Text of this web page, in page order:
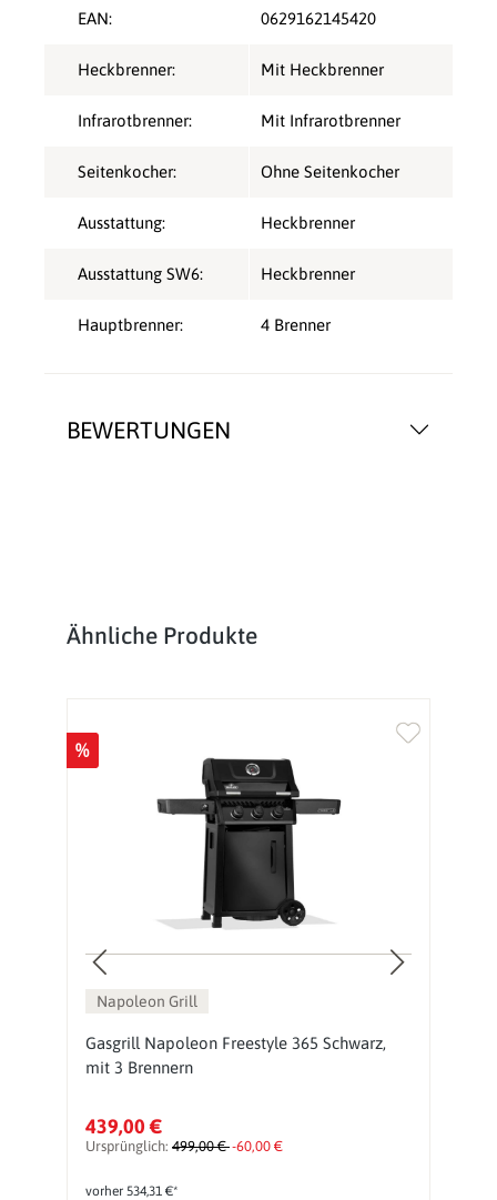
BEWERTUNGEN
EAN: 0629162145420
Heckbrenner: Mit Heckbrenner
Infrarotbrenner: Mit Infrarotbrenner
Seitenkocher: Ohne Seitenkocher
Ausstattung: Heckbrenner
Ausstattung SW6: Heckbrenner
Hauptbrenner: 4 Brenner
Produktgalerie überspringen
Ähnliche Produkte
%
Napoleon Grill
Gasgrill Napoleon Freestyle 365 Schwarz,
mit 3 Brennern
439,00 €
Ursprünglich: 499,00 €-60,00 €
vorher 534,31 €*